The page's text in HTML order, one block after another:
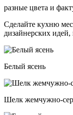
разные цвета и
Сделайте кухню
дизайнерских
Белый ясень
Шелк жемчужно-